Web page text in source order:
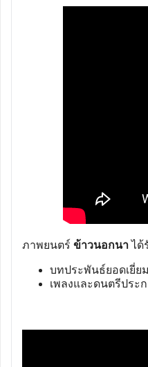
ภาพยนตร์ ข้าวนอกนาได้
บทประพันธ์ยอดเยี่ย
เพลงและดนตรีประ